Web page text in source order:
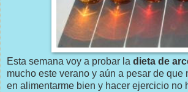
Esta semana voy a probar la dieta de
mucho este verano y aún a pesar de que
en alimentarme bien y hacer ejercicio no